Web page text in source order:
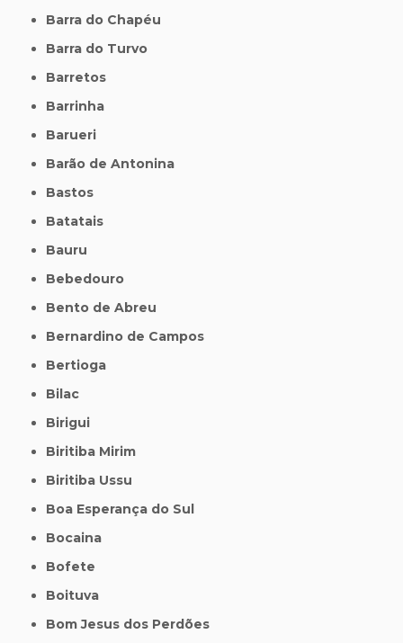
Barra do Chapéu
Barra do Turvo
Barretos
Barrinha
Barueri
Barão de Antonina
Bastos
Batatais
Bauru
Bebedouro
Bento de Abreu
Bernardino de Campos
Bertioga
Bilac
Birigui
Biritiba Mirim
Biritiba Ussu
Boa Esperança do Sul
Bocaina
Bofete
Boituva
Bom Jesus dos Perdões